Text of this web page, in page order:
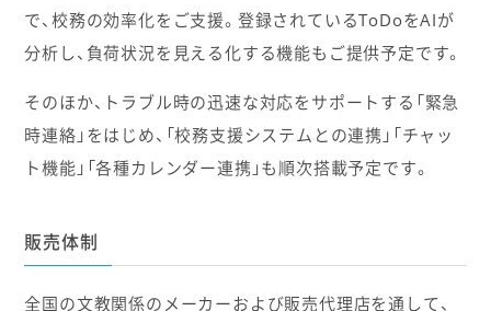
で、校務の効率化をご支援。登録されているToDoをAIが
分析し、負荷状況を見える化する機能もご提供予定です。
そのほか、トラブル時の迅速な対応をサポートする「緊急
時連絡」をはじめ、「校務支援システムとの連携」「チャッ
ト機能」「各種カレンダー連携」も順次搭載予定です。
販売体制
全国の文教関係のメーカーおよび販売代理店を通して、